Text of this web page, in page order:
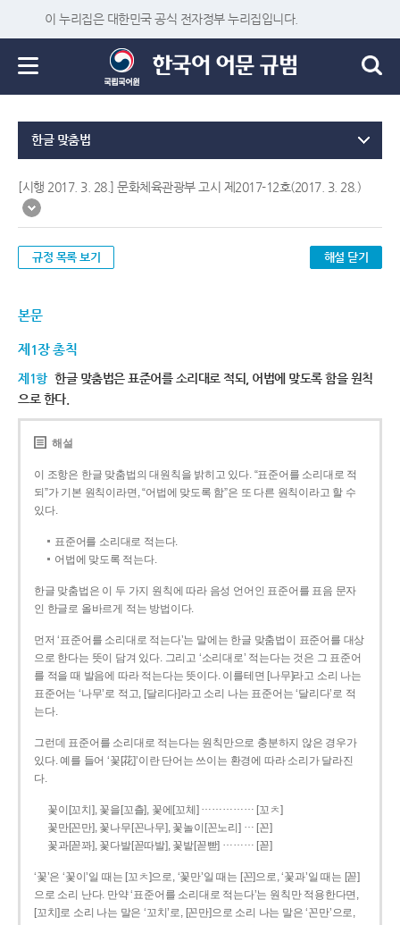
이 누리집은 대한민국 공식 전자정부 누리집입니다.
한글 맞춤법
[시행 2017. 3. 28.] 문화체육관광부 고시 제2017-12호(2017. 3. 28.)
규정 목록 보기 해설 닫기
본문
제1장 총칙
제1항 한글 맞춤법은 표준어를 소리대로 적되, 어법에 맞도록 함을 원칙
으로 한다.
해설
이 조항은 한글 맞춤법의 대원칙을 밝히고 있다. “표준어를 소리대로 적
되”가 기본 원칙이라면, “어법에 맞도록 함”은 또 다른 원칙이라고 할 수
있다.
표준어를 소리대로 적는다.
어법에 맞도록 적는다.
한글 맞춤법은 이 두 가지 원칙에 따라 음성 언어인 표준어를 표음 문자
인 한글로 올바르게 적는 방법이다.
먼저 ‘표준어를 소리대로 적는다’는 말에는 한글 맞춤법이 표준어를 대상
으로 한다는 뜻이 담겨 있다. 그리고 ‘소리대로’ 적는다는 것은 그 표준어
를 적을 때 발음에 따라 적는다는 뜻이다. 이를테면 [나무]라고 소리 나는
표준어는 ‘나무’로 적고, [달리다]라고 소리 나는 표준어는 ‘달리다’로 적
는다.
그런데 표준어를 소리대로 적는다는 원칙만으로 충분하지 않은 경우가
있다. 예를 들어 ‘꽃[花]’이란 단어는 쓰이는 환경에 따라 소리가 달라진
다.
꽃이[꼬치], 꽃을[꼬츨], 꽃에[꼬체] …………… [꼬ㅊ]
꽃만[꼰만], 꽃나무[꼰나무], 꽃놀이[꼰노리] … [꼰]
꽃과[꼳꽈], 꽃다발[꼳따발], 꽃밭[꼳빧] ……… [꼳]
‘꽃’은 ‘꽃이’일 때는 [꼬ㅊ]으로, ‘꽃만’일 때는 [꼰]으로, ‘꽃과’일 때는 [꼳]
으로 소리 난다. 만약 ‘표준어를 소리대로 적는다’는 원칙만 적용한다면,
[꼬치]로 소리 나는 말은 ‘꼬치’로, [꼰만]으로 소리 나는 말은 ‘꼰만’으로,